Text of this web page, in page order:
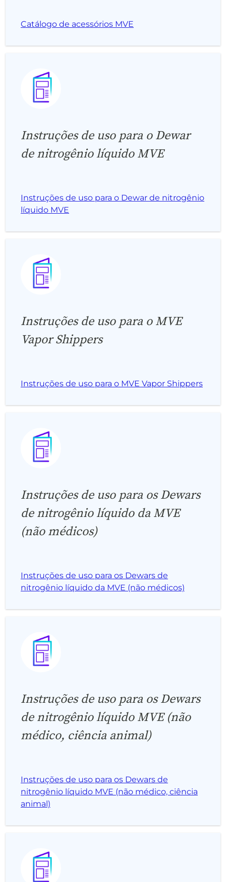
Catálogo de acessórios MVE
Instruções de uso para o Dewar
de nitrogênio líquido MVE
Instruções de uso para o Dewar de nitrogênio
líquido MVE
Instruções de uso para o MVE
Vapor Shippers
Instruções de uso para o MVE Vapor Shippers
Instruções de uso para os Dewars
de nitrogênio líquido da MVE
(não médicos)
Instruções de uso para os Dewars de
nitrogênio líquido da MVE (não médicos)
Instruções de uso para os Dewars
de nitrogênio líquido MVE (não
médico, ciência animal)
Instruções de uso para os Dewars de
nitrogênio líquido MVE (não médico, ciência
animal)